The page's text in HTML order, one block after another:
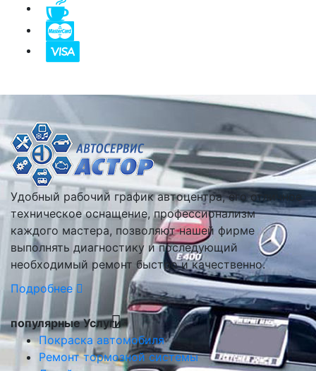
Удобный рабочий график автоцентра, его отличное
техническое оснащение, профессионализм
каждого мастера, позволяют нашей фирме
выполнять диагностику и последующий
необходимый ремонт быстро и качественно.
Подробнее
популярные Услуги
Покраска автомобиля
Ремонт тормозной системы